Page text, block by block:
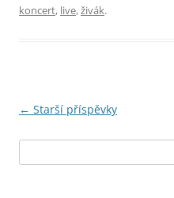
koncert, live,živák.
Navigace
← Starší příspěvky
y